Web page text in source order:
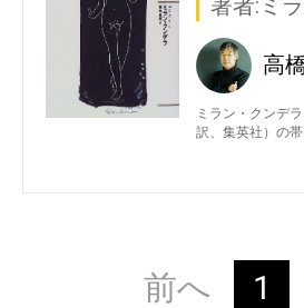
著者:ミ
高
ミラン・クンデ
訳、集英社）の
前へ 1